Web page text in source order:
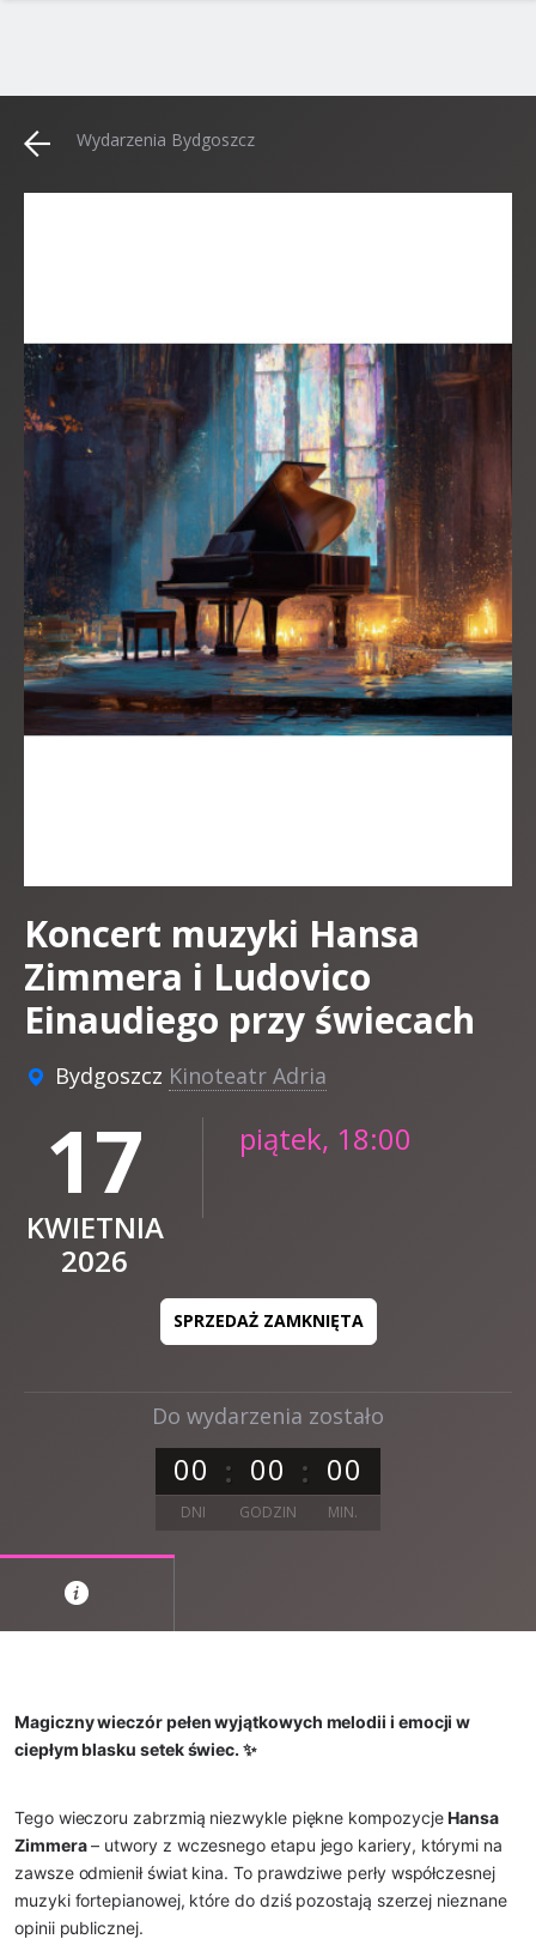
Wydarzenia Bydgoszcz
Do wydarzenia zostało
00 00 00
DNI GODZIN MIN.
Koncert muzyki Hansa
Zimmera i Ludovico
Einaudiego przy świecach
Bydgoszcz Kinoteatr Adria
17
KWIETNIA
2026
piątek, 18:00
SPRZEDAŻ ZAMKNIĘTA
Magiczny wieczór pełen wyjątkowych melodii i emocji w
ciepłym blasku setek świec. ✨
Tego wieczoru zabrzmią niezwykle piękne kompozycjeHansa
Zimmera– utwory z wczesnego etapu jego kariery, którymi na
zawsze odmienił świat kina. To prawdziwe perły współczesnej
muzyki fortepianowej, które do dziś pozostają szerzej nieznane
opinii publicznej.